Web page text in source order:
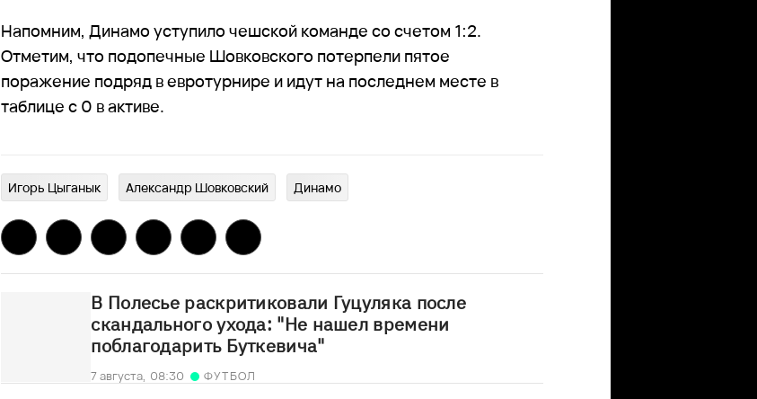
Напомним, Динамо уступило чешской команде со счетом 1:2.
Отметим, что подопечные Шовковского потерпели пятое
поражение подряд в евротурнире и идут на последнем месте в
таблице с 0 в активе.
Игорь Цыганык Александр Шовковский Динамо
В Полесье раскритиковали Гуцуляка после
скандального ухода: "Не нашел времени
поблагодарить Буткевича"
7 августа, 08:30 ФУТБОЛ